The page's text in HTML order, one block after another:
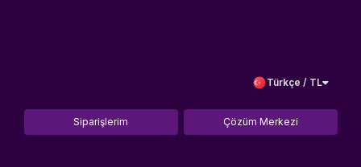
Türkçe / TL
Siparişlerim Çözüm Merkezi